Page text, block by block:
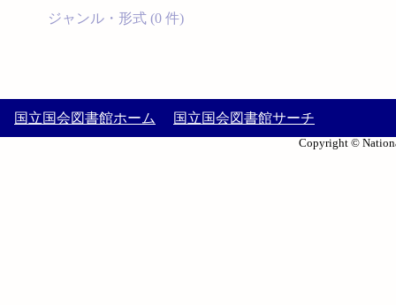
ジャンル・形式 (0 件)
国立国会図書館ホーム 国立国会図書館サーチ
Copyright ©